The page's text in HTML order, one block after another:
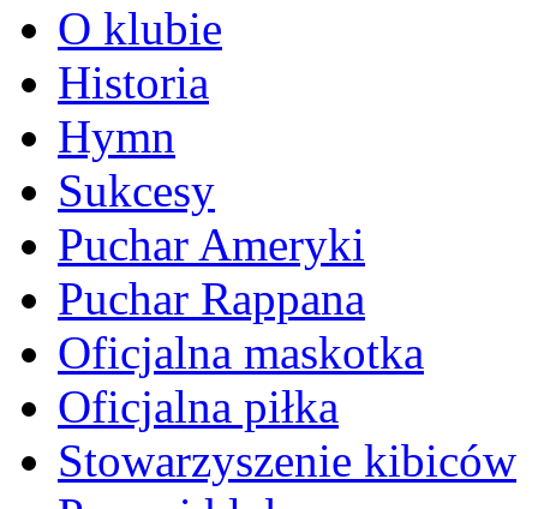
O klubie
Historia
Hymn
Sukcesy
Puchar Ameryki
Puchar Rappana
Oficjalna maskotka
Oficjalna piłka
Stowarzyszenie kibiców